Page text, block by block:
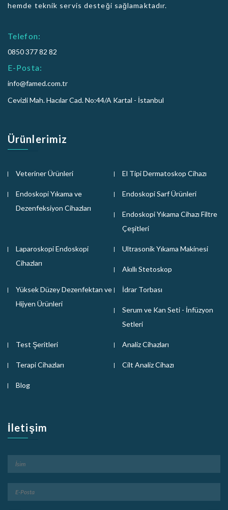
hemde teknik servis desteği sağlamaktadır.
Telefon:
0850 377 82 82
E-Posta:
info@famed.com.tr
Cevizli Mah. Hacılar Cad. No:44/A Kartal - İstanbul
Ürünlerimiz
Veteriner Ürünleri El Tipi Dermatoskop Cihazı
Endoskopi Yıkama ve
Dezenfeksiyon Cihazları
Endoskopi Sarf Ürünleri
Endoskopi Yıkama Cihazı Filtre
Çeşitleri
Laparoskopi Endoskopi
Cihazları
Ultrasonik Yıkama Makinesi
Akıllı Stetoskop
Yüksek Düzey Dezenfektan ve
Hijyen Ürünleri
İdrar Torbası
Serum ve Kan Seti - İnfüzyon
Setleri
Test Şeritleri Analiz Cihazları
Terapi Cihazları Cilt Analiz Cihazı
Blog
İletişim